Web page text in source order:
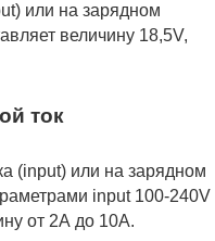
или на зарядном
величину 18,5V,
ток
(input) или на зарядном
input 100-240V
от 2А до 10A.